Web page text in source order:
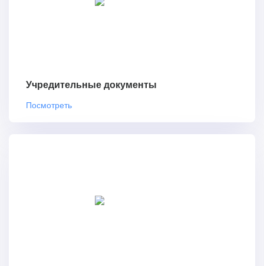
Учредительные документы
Посмотреть